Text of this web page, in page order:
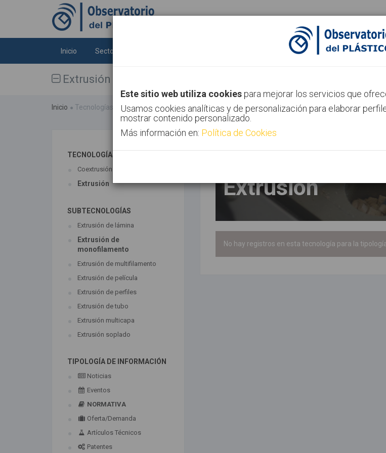
Inicio Sectores Canal AIMPLAS Contacto
Extrusión
Inicio Tecnologías Extrusión
Este sitio web utiliza cookies para mejorar los servicios que
Usamos cookies analíticas y de personalización para elaborar
mostrar contenido personalizado.
Más información en: Política de Cookies
TECNOLOGÍAS ASOCIADAS
Coextrusión
Extrusión
SUBTECNOLOGÍAS
Extrusión de lámina
Extrusión de
monofilamento
Extrusión de multifilamento
Extrusión de película
Extrusión de perfiles
Extrusión de tubo
Extrusión multicapa
Extrusión soplado
TIPOLOGÍA DE INFORMACIÓN
Noticias
Eventos
NORMATIVA
Oferta/Demanda
Artículos Técnicos
Patentes
Extrusión
No hay registros en esta tecnología para la